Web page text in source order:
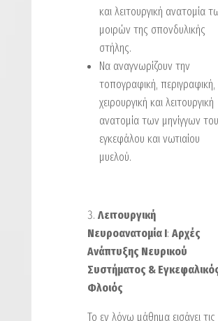
και λειτουργική ανατομία
μοιρών της σπονδυλικής
στήλης.
Να αναγνωρίζουν την
τοπογραφική, περιγραφική,
χειρουργική και λειτουργική
ανατομία των μηνίγγων του
εγκεφάλου και νωτιαίου
μυελού.
Λειτουργική
Νευροανατομία I: Αρχές
Ανάπτυξης Νευρικού
Συστήματος &
Φλοιός
Το εν λόγω μάθημα εισάγει τις